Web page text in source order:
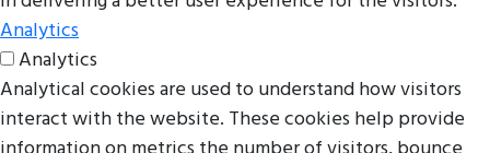
Analytics
Analytics
Analytical cookies are used to understand how visitors
interact with the website. These cookies help provide